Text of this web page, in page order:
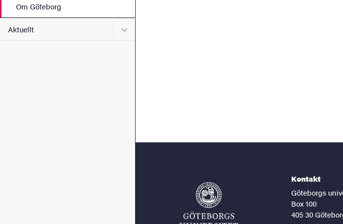
Om Göteborg
Aktuellt Undermeny för Aktuellt
Kontakt
Göteborgs
Box 100
405 30